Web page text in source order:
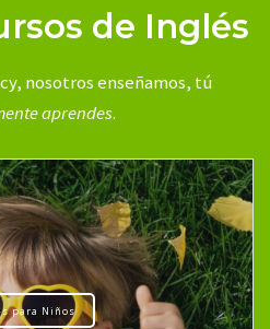
de Inglés
nosotros enseñamos, tú
aprendes.
para Niños